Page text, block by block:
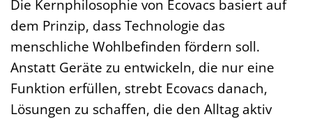
Die Kernphilosophie von Ecovacs basiert auf
dem Prinzip, dass Technologie das
menschliche Wohlbefinden fördern soll.
Anstatt Geräte zu entwickeln, die nur eine
Funktion erfüllen, strebt Ecovacs danach,
Lösungen zu schaffen, die den Alltag aktiv